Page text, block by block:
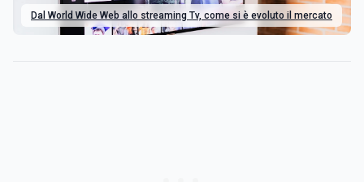
Dal World Wide Web allo streaming Tv, come si è evoluto il mercato